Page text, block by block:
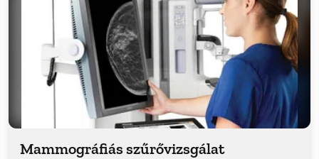
Mammográfiás szűrővizsgálat